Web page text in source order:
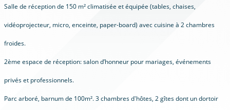
Salle de réception de 150 m² climatisée et équipée (tables, chaises,
vidéoprojecteur, micro, enceinte, paper-board) avec cuisine à 2 chambres
froides.
2ème espace de réception: salon d’honneur pour mariages, événements
privés et professionnels.
Parc arboré, barnum de 100m². 3 chambres d'hôtes, 2 gîtes dont un dortoir